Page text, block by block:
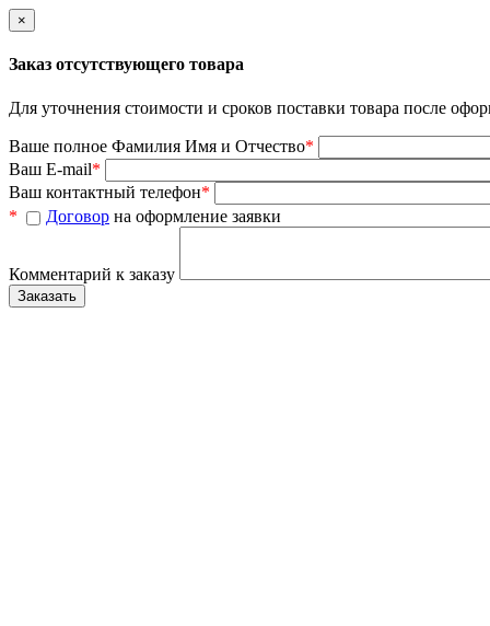
×
Заказ отсутствующего товара
Для уточнения стоимости и сроков поставки товара после
Ваше полное Фамилия Имя и Отчество*
Ваш E-mail*
Ваш контактный телефон*
*
Договор на оформление заявки
Комментарий к заказу